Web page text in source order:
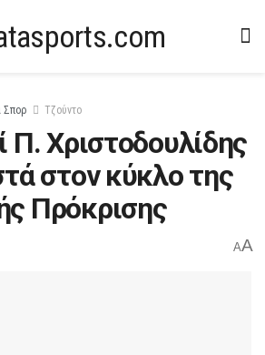
Σπορ Τζούντο
Π. Χριστοδουλίδης
στον κύκλο της
Πρόκρισης
AA